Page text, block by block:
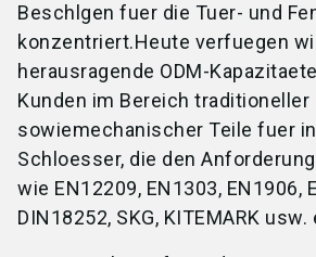
Beschlgen fuer die Tuer- und
konzentriert.Heute verfuegen
herausragende ODM-
Kunden im Bereich traditioneller
sowiemechanischer Teile fuer
Schloesser, die den
wie EN12209, EN1303, EN1906,
DIN18252, SKG, KITEMARK